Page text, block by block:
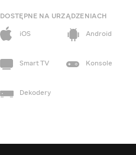
DOSTĘPNE NA URZĄDZENIACH
iOS
Android
Smart TV Konsole
Dekodery